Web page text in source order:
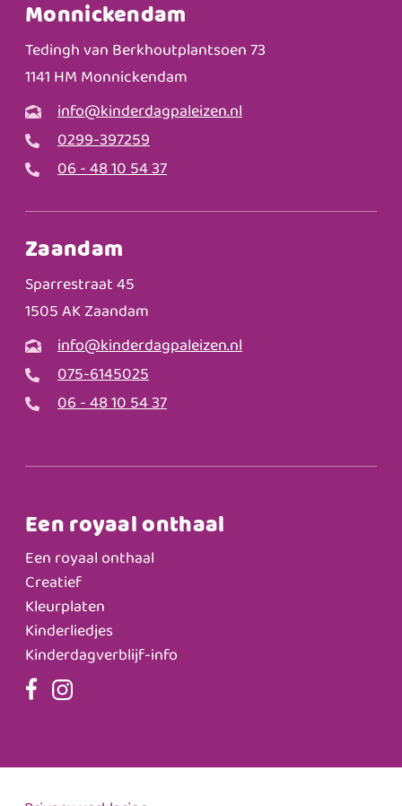
Monnickendam
Tedingh van Berkhoutplantsoen 73
1141 HM Monnickendam
info@kinderdagpaleizen.nl
0299-397259
06 - 48 10 54 37
Zaandam
Sparrestraat 45
1505 AK Zaandam
info@kinderdagpaleizen.nl
075-6145025
06 - 48 10 54 37
Een royaal onthaal
Een royaal onthaal
Creatief
Kleurplaten
Kinderliedjes
Kinderdagverblijf-info